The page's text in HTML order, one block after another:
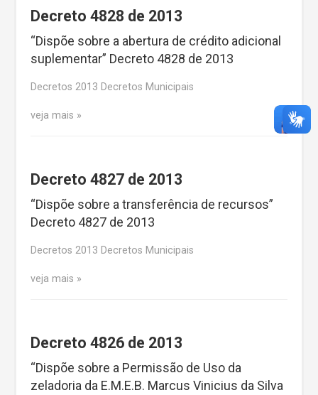
Decreto 4828 de 2013
“Dispõe sobre a abertura de crédito adicional
suplementar” Decreto 4828 de 2013
Decretos 2013 Decretos Municipais
veja mais
Decreto 4827 de 2013
“Dispõe sobre a transferência de recursos”
Decreto 4827 de 2013
Decretos 2013 Decretos Municipais
veja mais
Decreto 4826 de 2013
“Dispõe sobre a Permissão de Uso da
zeladoria da E.M.E.B. Marcus Vinicius da Silva